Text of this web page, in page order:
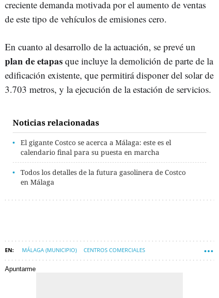
creciente demanda motivada por el aumento de ventas
de este tipo de vehículos de emisiones cero.
En cuanto al desarrollo de la actuación, se prevé un
plan de etapas que incluye la demolición de parte de la
edificación existente, que permitirá disponer del solar de
3.703 metros, y la ejecución de la estación de servicios.
Noticias relacionadas
El gigante Costco se acerca a Málaga: este es el
calendario final para su puesta en marcha
Todos los detalles de la futura gasolinera de Costco
en Málaga
MÁLAGA (MUNICIPIO) CENTROS COMERCIALES
AYUNTAMIENTO DE MÁLAGA
Apuntarme